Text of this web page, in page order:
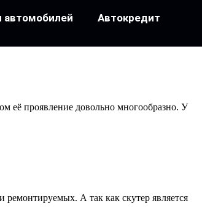
автомобилей Автокредит
её проявление довольно многообразно. У
А так как скутер является